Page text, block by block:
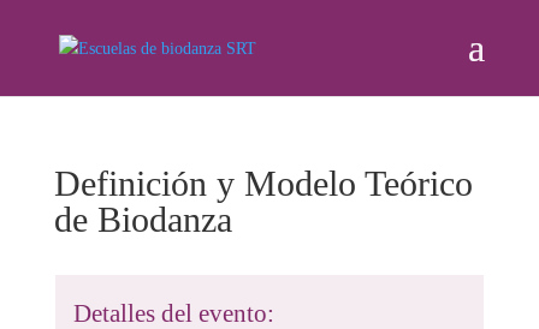
Definición y Modelo Teórico
de Biodanza
Detalles del evento: